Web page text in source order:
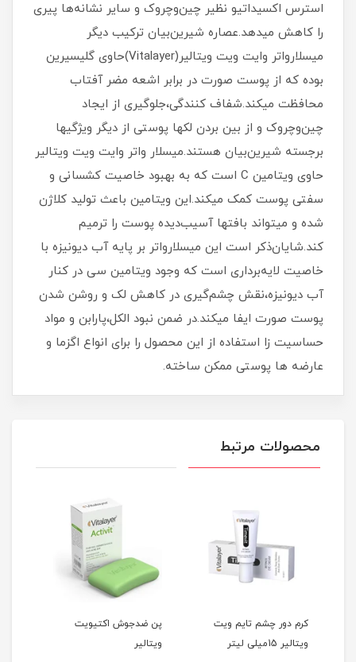
استرس اکسیداتیو نظیر چین‌وچروک و سایر نشانه‌ها پیری
را کاهش میدهد.عصاره شیرین‌بیان ترکیب دیگر
میسلارواتر وایت ویت ویتالیر(Vitalayer)حاوی گلیسیرین
بوده که از پوست صورت در برابر اشعه مضر آفتاب
محافظت میکند.شفاف کنندگی،جلوگیری از ایجاد
چین‌وچروک و از بین بردن لکها پوستی از دیگر ویژگیها
برجسته شیرین‌بیان هستند.میسلار واتر وایت ویت ویتالیر
حاوی ویتامین C است که به بهبود خاصیت کشسانی و
سفتی پوست کمک میکند.این ویتامین باعث تولید کلاژن
شده و میتواند بافتها آسیب‌دیده پوست را ترمیم
کند.شایان‌ذکر است این میسلارواتر بر پایه آب دیونیزه با
خاصیت لایه‌برداری است که وجود ویتامین سی در کنار
آب دیونیزه،نقش چشم‌گیری در کاهش لک و روشن شدن
پوست صورت ایفا میکند.در ضمن نبود الکل،پارابن و مواد
حساسیت زا استفاده از این محصول را برای انواع اگزما و
عارضه ها پوستی ممکن ساخته.
محصولات مرتبط
کرم دور چشم تایم ویت
ویتالیر 15میلی لیتر
پن ضدجوش اکتیویت
ویتالیر